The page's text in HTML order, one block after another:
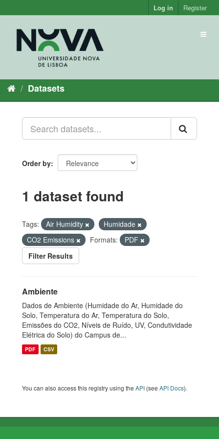
to
Log in Register
Datasets
Order by
1 dataset found
Tags: Air Humidity
Humidade
CO2 Emissions
Formats:
PDF
Filter Results
Ambiente
Dados de Ambiente (Humidade do Ar, Humidade do
Solo, Temperatura do Ar, Temperatura do Solo,
Emissões do CO2, Níveis de Ruído, UV, Condutividade
Elétrica do Solo) do Campus de...
PDF CSV
You can also access this registry using the API (see API Docs).